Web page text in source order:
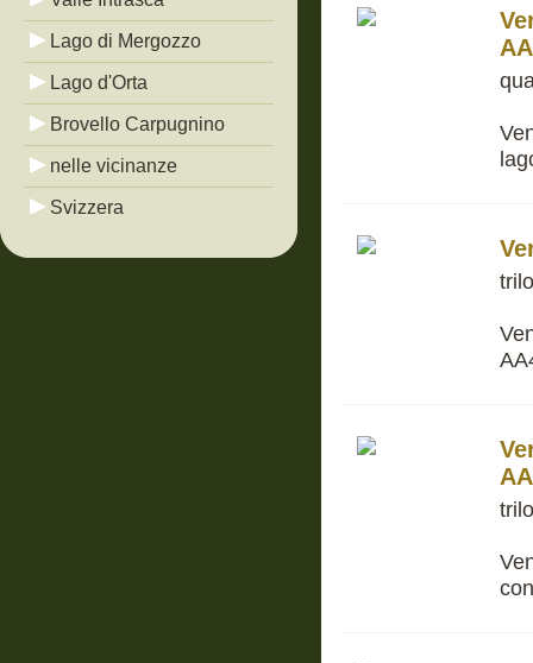
Lago di Mergozzo
Lago d'Orta
Brovello Carpugnino
nelle vicinanze
Svizzera